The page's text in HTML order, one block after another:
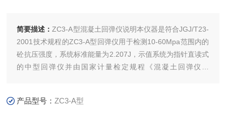
简要描述： ZC3-A型混凝土回弹仪说明本仪器是符合JGJ/T23-
2001技术规程的ZC3-A型回弹仪用于检测10-60Mpa范围内的
砼抗压强度，系统标准能量为2.207J，示值系统为指针直读式
的中型回弹仪并由国家计量检定规程《混凝土回弹仪》
回弹仪,ZC3-A型回弹仪厂家
产品型号：ZC3-A型